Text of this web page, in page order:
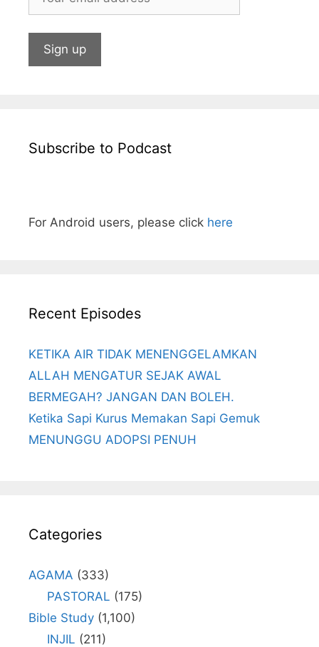
Subscribe to Podcast
For Android users, please click here
Recent Episodes
KETIKA AIR TIDAK MENENGGELAMKAN
ALLAH MENGATUR SEJAK AWAL
BERMEGAH? JANGAN DAN BOLEH.
Ketika Sapi Kurus Memakan Sapi Gemuk
MENUNGGU ADOPSI PENUH
Categories
AGAMA (333)
PASTORAL (175)
Bible Study (1,100)
INJIL (211)